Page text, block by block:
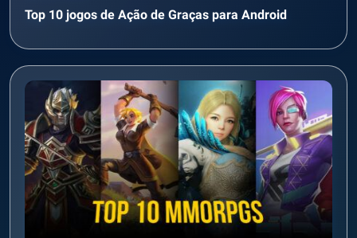
Top 10 jogos de Ação de Graças para Android